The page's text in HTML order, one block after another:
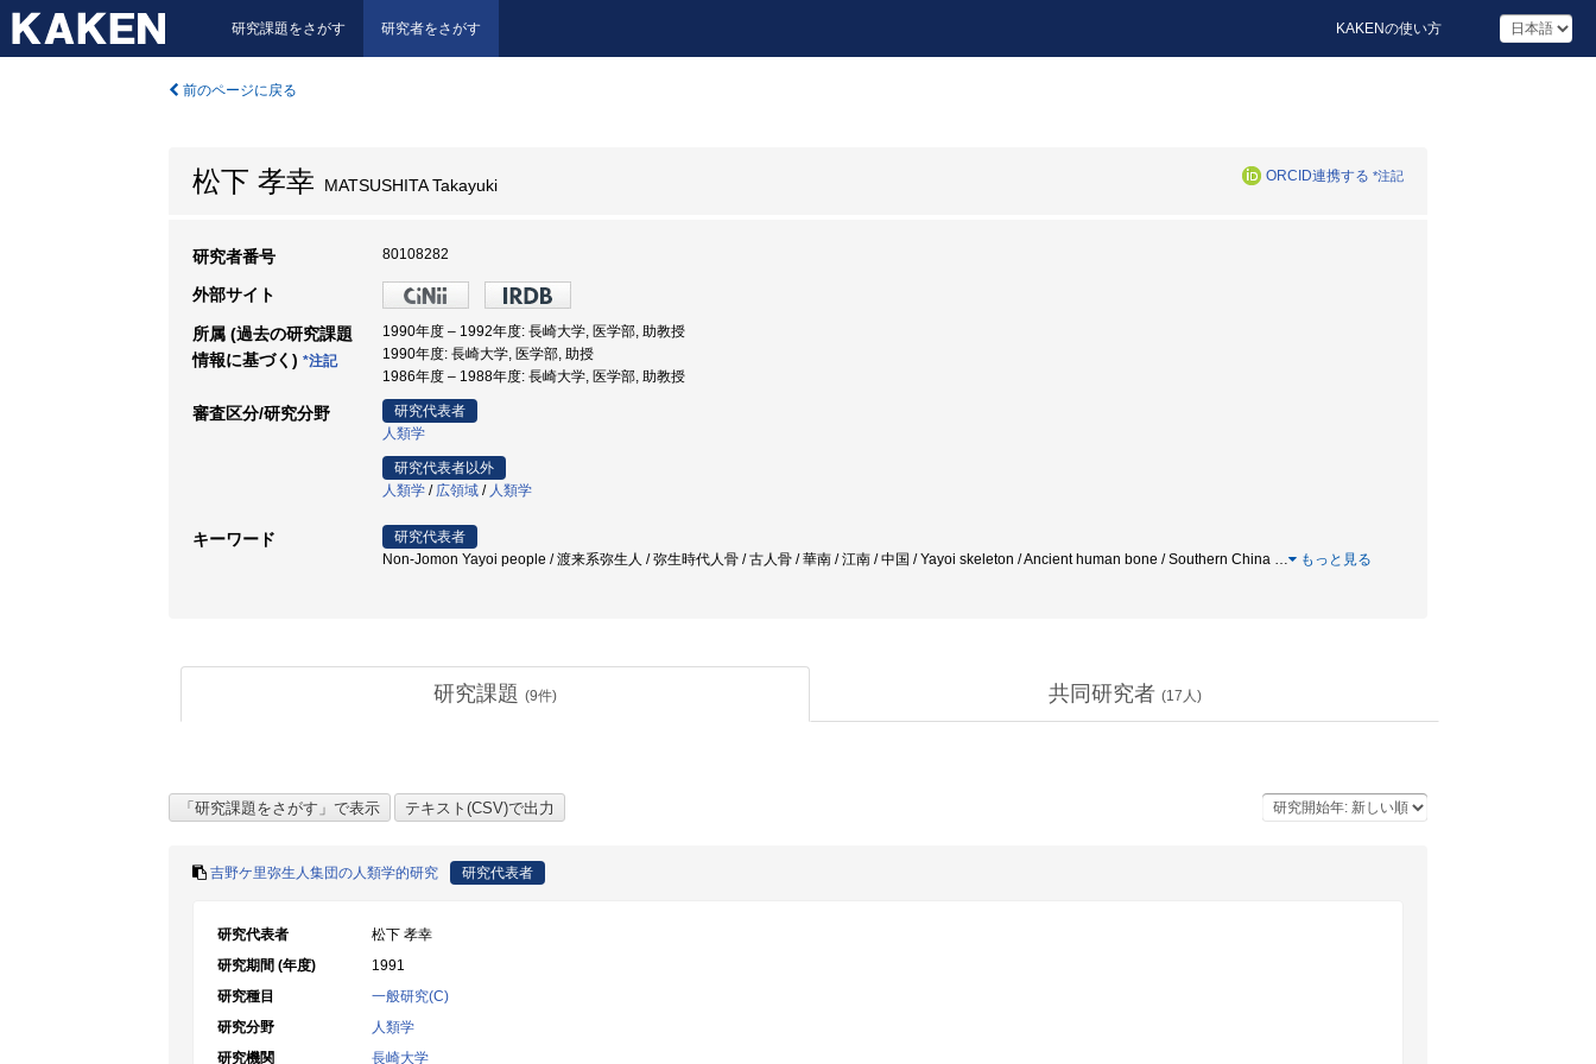
研究課題をさがす 研究者をさがす KAKENの使い方
前のページに戻る
松下 孝幸 MATSUSHITA Takayuki ORCID連携する *注記
研究者番号 80108282
外部サイト
所属 (過去の研究課題
情報に基づく) *注記
1990年度 – 1992年度: 長崎大学, 医学部, 助教授
1990年度: 長崎大学, 医学部, 助授
1986年度 – 1988年度: 長崎大学, 医学部, 助教授
審査区分/研究分野
研究代表者
人類学
研究代表者以外
人類学 / 広領域 / 人類学
キーワード
研究代表者
Non-Jomon Yayoi people / 渡来系弥生人 / 弥生時代人骨 / 古人骨 / 華南 / 江南 / 中国 / Yayoi skeleton / Ancient human bone / Southern China … もっと見る
研究課題 (9件) 共同研究者 (17 人)
吉野ケ里弥生人集団の人類学的研究 研究代表者
研究代表者
松下 孝幸
研究期間 (年度)
1991
研究種目
一般研究(C)
研究分野
人類学
研究機関
長崎大学